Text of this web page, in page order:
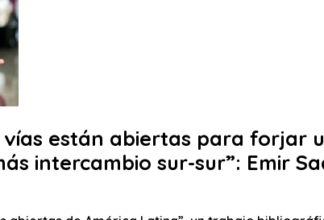
vías están abiertas para forjar
intercambio sur-sur”: Emir